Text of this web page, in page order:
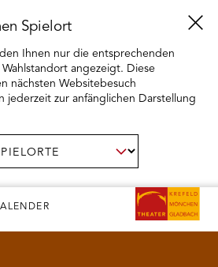
Spielort
Ihnen nur die entsprechenden
angezeigt. Diese
nächsten Websitebesuch
jederzeit zur anfänglichen Darstellung